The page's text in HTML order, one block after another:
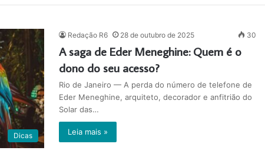
Dicas
Redação R6 28 de outubro de 2025 30
A saga de Eder Meneghine: Quem é o
dono do seu acesso?
Rio de Janeiro — A perda do número de telefone de
Eder Meneghine, arquiteto, decorador e anfitrião do
Solar das…
Leia mais »